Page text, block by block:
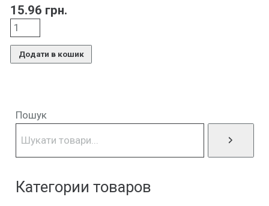
15.96 грн.
Додати в кошик
Пошук
Категории товаров